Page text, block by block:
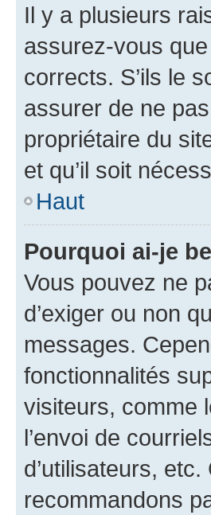
Il y a plusieurs
assurez-vous
corrects. S’ils le
assurer de ne
propriétaire du
et qu’il soit
Haut
Pourquoi ai-je
Vous pouvez ne
d’exiger ou non
messages.
fonctionnalités
visiteurs, comme
l’envoi de
d’utilisateurs,
recommandons